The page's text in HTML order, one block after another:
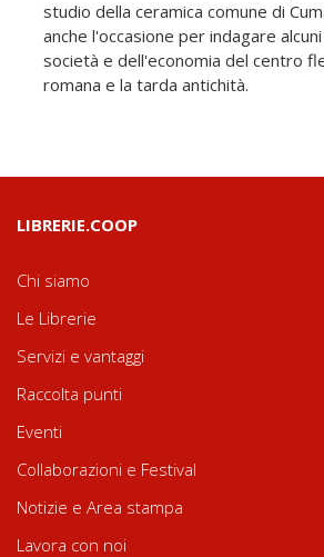
studio della ceramica comune di
anche l'occasione per indagare
società e dell'economia del centro
romana e la tarda antichità.
LIBRERIE.COOP
Chi siamo
Le Librerie
Servizi e vantaggi
Raccolta punti
Eventi
Collaborazioni e Festival
Notizie e Area stampa
Lavora con noi